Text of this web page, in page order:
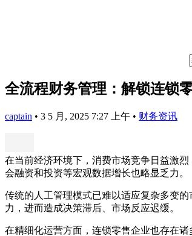
全流程财务管理：解锁连锁
captain • 3 5 月, 2025 7:27 上午 • 财务资讯
在当前经济环境下，消费市场竞争日益激
会融资和投资等宏观数据增长也略显乏力。
传统的人工管理模式已难以适应复杂多变
力，进而造成决策滞后、市场反应迟缓。
在精细化运营方面，连锁零售企业也存在